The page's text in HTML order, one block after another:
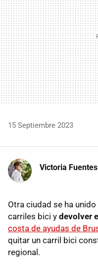
15 Septiembre 2023
Victoria Fuentes
Otra ciudad se ha
carriles bici y devolver
costa de ayudas de
quitar un carril bici
regional.